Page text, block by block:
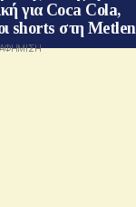
για Coca Cola,
shorts στη Metlen